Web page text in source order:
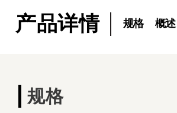
产品详情 规格 概述
规格